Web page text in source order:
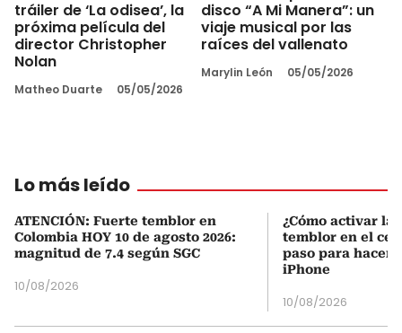
tráiler de ‘La odisea’, la
próxima película del
director Christopher
Nolan
Matheo Duarte 05/05/2026
disco “A Mi Manera”: un
viaje musical por las
raíces del vallenato
Marylin León 05/05/2026
Lo más leído
ATENCIÓN: Fuerte temblor en
Colombia HOY 10 de agosto 2026:
magnitud de 7.4 según SGC
10/08/2026
¿Cómo activar la
temblor en el
paso para
iPhone
10/08/2026